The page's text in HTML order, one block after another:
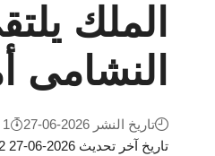
الملك
النشامى
تاريخ آخر تحديث 2026-06-27 11:22 مساءً
تاريخ النشر 2026-06-27 1 د للقراءة